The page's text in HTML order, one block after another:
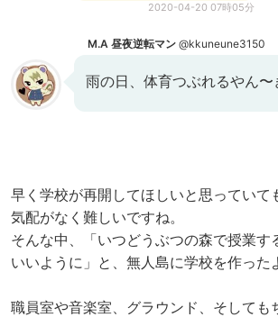
2020-04-20 07時05分
M.A 昼夜逆転マン @kkuneune3150
雨の日、体育つぶれるやん
早く学校が再開してほしいと思っていて
気配がなく難しいですね。
そんな中、「いつどうぶつの森で授業す
いいように」と、無人島に学校を作った
職員室や音楽室、グラウンド、そしても